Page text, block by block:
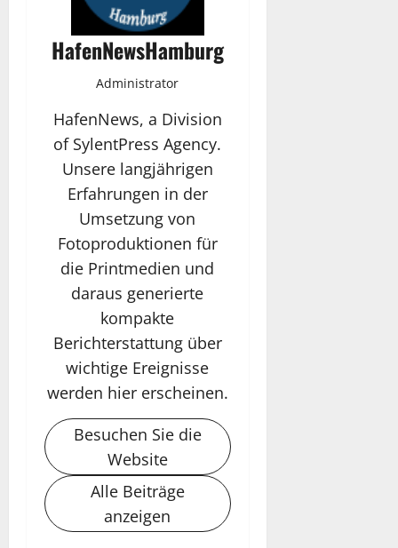
HafenNewsHamburg
Administrator
HafenNews, a Division
of SylentPress Agency.
Unsere langjährigen
Erfahrungen in der
Umsetzung von
Fotoproduktionen für
die Printmedien und
daraus generierte
kompakte
Berichterstattung über
wichtige Ereignisse
werden hier erscheinen.
Besuchen Sie die
Website
Alle Beiträge
anzeigen